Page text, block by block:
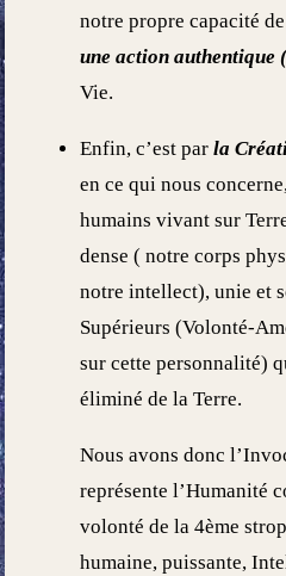
notre propre capacité
une action authentique
Vie.
Enfin, c’est par la
en ce qui nous
humains vivant sur
dense ( notre corps
notre intellect), unie et
Supérieurs (Volonté-
sur cette personnalité)
éliminé de la Terre.
Nous avons donc
représente l’Humanité
volonté de la 4ème
humaine, puissante,